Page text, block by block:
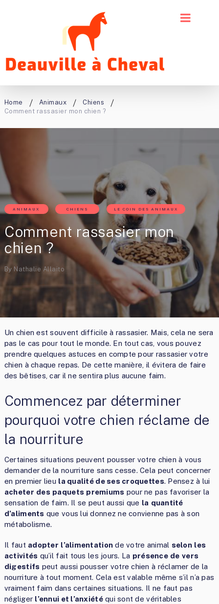
Home Animaux
Chiens
Comment rassasier mon chien ?
ANIMAUX CHIENS LE COIN DES ANIMAUX
Comment rassasier mon
chien ?
By Nathalie Allaito
Un chien est souvent difficile à rassasier. Mais, cela ne sera
pas le cas pour tout le monde. En tout cas, vous pouvez
prendre quelques astuces en compte pour rassasier votre
chien à chaque repas. De cette manière, il évitera de faire
des bêtises, car il ne sentira plus aucune faim.
Commencez par déterminer
pourquoi votre chien réclame de
la nourriture
Certaines situations peuvent pousser votre chien à vous
demander de la nourriture sans cesse. Cela peut concerner
en premier lieu la qualité de ses croquettes. Pensez à lui
acheter des paquets premiums pour ne pas favoriser la
sensation de faim. Il se peut aussi que la quantité
d’aliments que vous lui donnez ne convienne pas à son
métabolisme.
Il faut adopter l’alimentation de votre animal selon les
activités qu’il fait tous les jours. La présence de vers
digestifs peut aussi pousser votre chien à réclamer de la
nourriture à tout moment. Cela est valable même s’il n’a pas
vraiment faim dans certaines situations. Il ne faut pas
négliger l’ennui et l’anxiétéqui sont de véritables